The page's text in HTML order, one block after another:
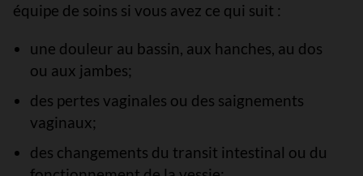
équipe de soins si vous avez ce qui suit :
une douleur au bassin, aux hanches, au dos
ou aux jambes;
des pertes vaginales ou des saignements
vaginaux;
des changements du transit intestinal ou du